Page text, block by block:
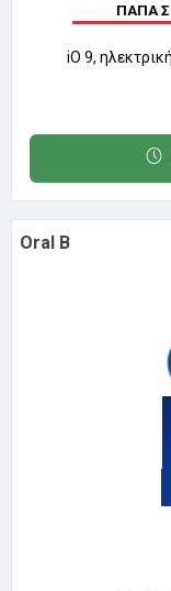
ΠΑΠΑ
iO 9,
Oral B